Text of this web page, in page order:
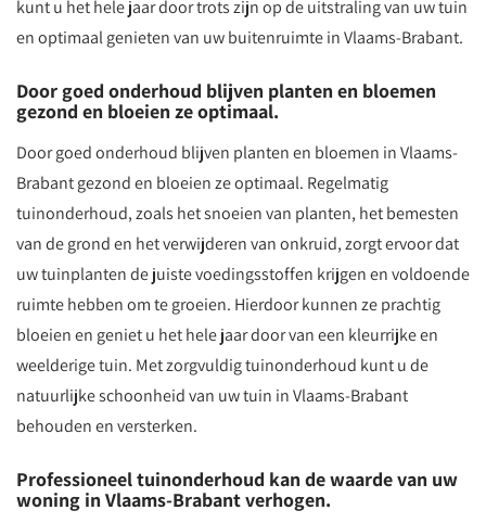
kunt u het hele jaar door trots zijn op de uitstraling van uw tuin
en optimaal genieten van uw buitenruimte in Vlaams-Brabant.
Door goed onderhoud blijven planten en bloemen
gezond en bloeien ze optimaal.
Door goed onderhoud blijven planten en bloemen in Vlaams-
Brabant gezond en bloeien ze optimaal. Regelmatig
tuinonderhoud, zoals het snoeien van planten, het bemesten
van de grond en het verwijderen van onkruid, zorgt ervoor dat
uw tuinplanten de juiste voedingsstoffen krijgen en voldoende
ruimte hebben om te groeien. Hierdoor kunnen ze prachtig
bloeien en geniet u het hele jaar door van een kleurrijke en
weelderige tuin. Met zorgvuldig tuinonderhoud kunt u de
natuurlijke schoonheid van uw tuin in Vlaams-Brabant
behouden en versterken.
Professioneel tuinonderhoud kan de waarde van uw
woning in Vlaams-Brabant verhogen.